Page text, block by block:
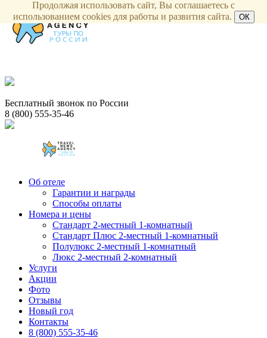
Бесплатный звонок по России
8 (800) 555-35-46
Об отеле
Гарантии и награды
Способы оплаты
Номера и цены
Стандарт 2-местный 1-комнатный
Стандарт Плюс 2-местный 1-комнатный
Полулюкс 2-местный 1-комнатный
Люкс 2-местный 2-комнатный
Услуги
Акции
Фото
Отзывы
Новый год
Контакты
8 (800) 555-35-46
Продолжая использовать сайт, Вы соглашаетесь с
использованием cookies для работы и развития сайта.
ОК